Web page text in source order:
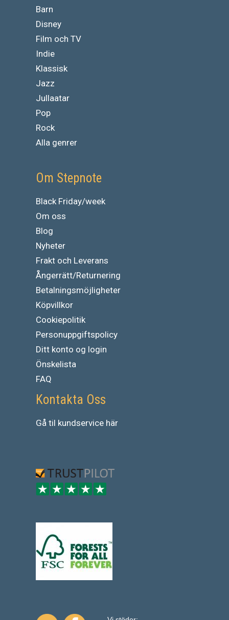
Barn
Disney
Film och TV
Indie
Klassisk
Jazz
Jullaatar
Pop
Rock
Alla genrer
Om Stepnote
Black Friday/week
Om oss
Blog
Nyheter
Frakt och Leverans
Ångerrätt/Returnering
Betalningsmöjligheter
Köpvillkor
Cookiepolitik
Personuppgiftspolicy
Ditt konto og login
Önskelista
FAQ
Kontakta Oss
Gå til kundservice här